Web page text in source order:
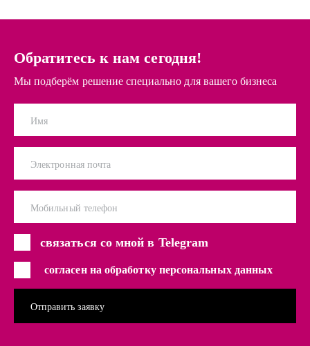
Обратитесь к нам сегодня!
Мы подберём решение специально для вашего бизнеса
Имя
Электронная почта
Мобильный телефон
связаться со мной в Telegram
согласен на обработку персональных данных